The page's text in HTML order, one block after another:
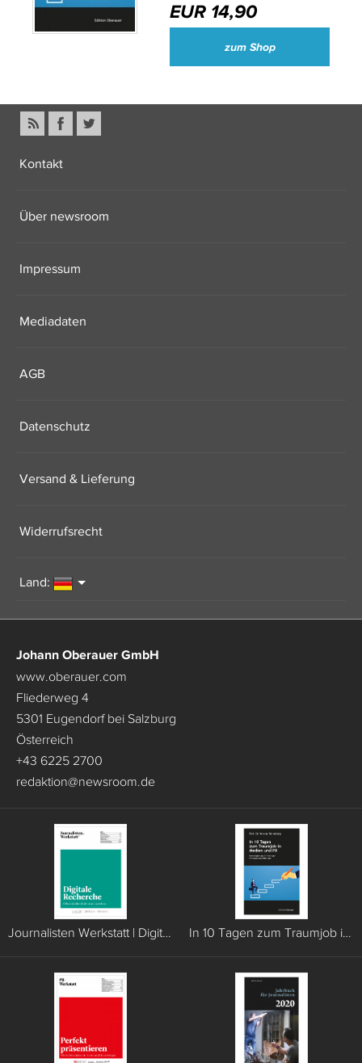
EUR 14,90
zum Shop
Kontakt
Über newsroom
Impressum
Mediadaten
AGB
Datenschutz
Versand & Lieferung
Widerrufsrecht
Land:
Johann Oberauer GmbH
www.oberauer.com
Fliederweg 4
5301 Eugendorf bei Salzburg
Österreich
+43 6225 2700
redaktion@newsroom.de
Journalisten Werkstatt | Digitale Recherche In 10 Tagen zum Traumjob in Medien und PR